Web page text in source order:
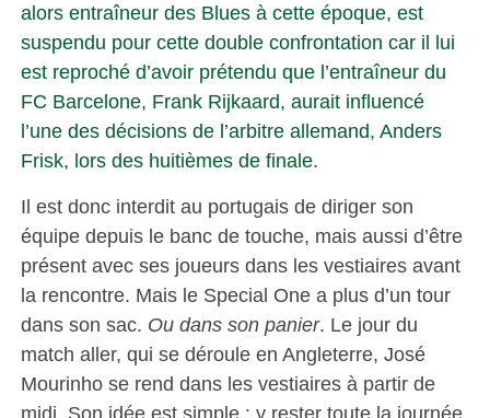
alors entraîneur des Blues à cette époque, est
suspendu pour cette double confrontation car il lui
est reproché d’avoir prétendu que l’entraîneur du
FC Barcelone, Frank Rijkaard, aurait influencé
l’une des décisions de l’arbitre allemand, Anders
Frisk, lors des huitièmes de finale.
Il est donc interdit au portugais de diriger son
équipe depuis le banc de touche, mais aussi d’être
présent avec ses joueurs dans les vestiaires avant
la rencontre. Mais le Special One a plus d’un tour
dans son sac. Ou dans son panier. Le jour du
match aller, qui se déroule en Angleterre, José
Mourinho se rend dans les vestiaires à partir de